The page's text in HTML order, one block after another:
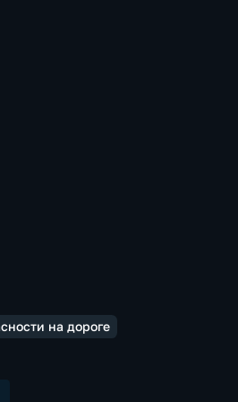
на дороге